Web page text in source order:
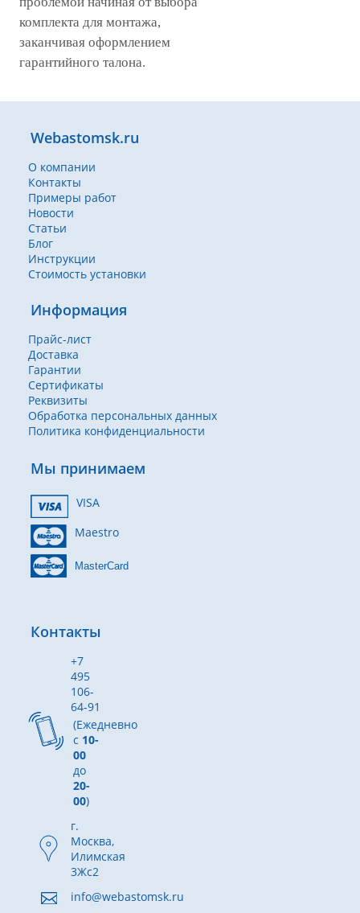
комплекта для монтажа,
заканчивая оформлением
гарантийного талона.
Webastomsk.ru
О компании
Контакты
Примеры работ
Новости
Статьи
Блог
Инструкции
Стоимость установки
Информация
Прайс-лист
Доставка
Гарантии
Сертификаты
Реквизиты
Обработка персональных данных
Политика конфиденциальности
Мы принимаем
VISA
Maestro
MasterCard
Контакты
+7
495
106-
64-91
(Ежедневно
с 10-
00
до
20-
00)
г.
Москва,
Илимская
3Жс2
info@webastomsk.ru